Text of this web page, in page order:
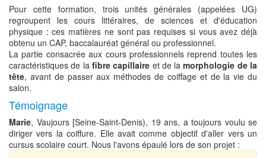
Pour cette formation, trois unités générales (appelées UG)
regroupent les cours littéraires, de sciences et d'éducation
physique : ces matières ne sont pas requises si vous avez déjà
obtenu un CAP, baccalauréat général ou professionnel.
La partie consacrée aux cours professionnels reprend toutes les
caractéristiques de la fibre capillaire et de lamorphologie de la
tête, avant de passer aux méthodes de coiffage et de la vie du
salon.
Témoignage
Marie, Vaujours [Seine-Saint-Denis), 19 ans, a toujours voulu se
diriger vers la coiffure. Elle avait comme objectif d'aller vers un
cursus scolaire court. Nous l'avons épaulé lors de son projet :